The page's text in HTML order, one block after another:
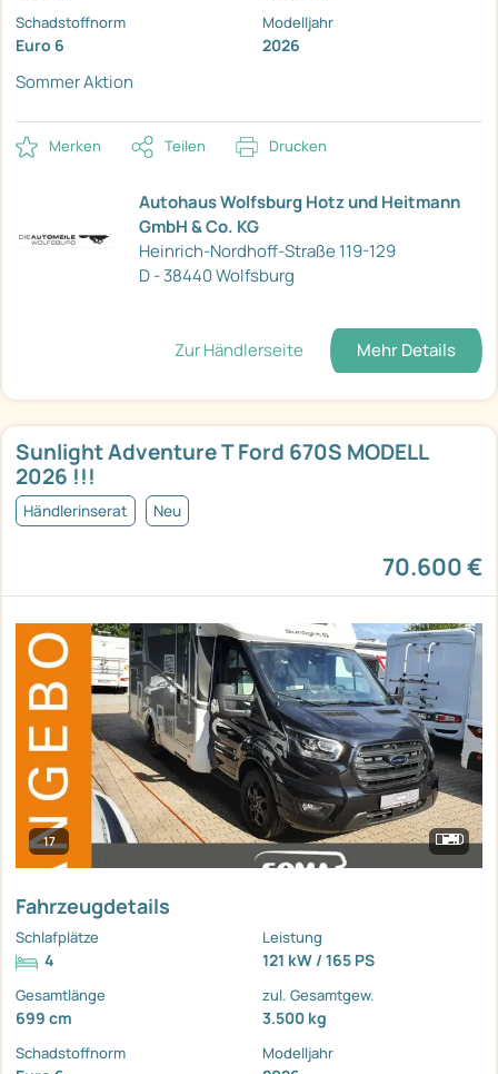
Schadstoffnorm
Euro 6
Modelljahr
2026
Sommer Aktion
Merken Teilen Drucken
Autohaus Wolfsburg Hotz und Heitmann
GmbH & Co. KG
Heinrich-Nordhoff-Straße 119-129
D - 38440 Wolfsburg
Zur Händlerseite Mehr Details
Sunlight Adventure T Ford 670S MODELL
2026 !!!
Händlerinserat Neu
70.600 €
17
Fahrzeugdetails
Schlafplätze
4
Leistung
121 kW / 165 PS
Gesamtlänge
699 cm
zul. Gesamtgew.
3.500 kg
Schadstoffnorm Modelljahr